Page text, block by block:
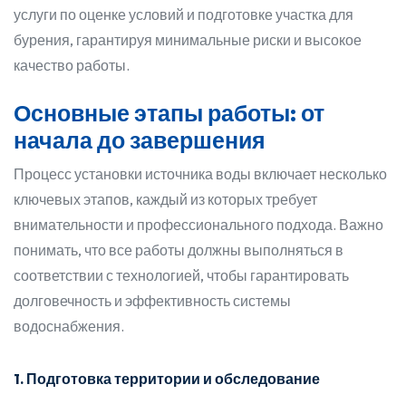
услуги по оценке условий и подготовке участка для
бурения, гарантируя минимальные риски и высокое
качество работы.
Основные этапы работы: от
начала до завершения
Процесс установки источника воды включает несколько
ключевых этапов, каждый из которых требует
внимательности и профессионального подхода. Важно
понимать, что все работы должны выполняться в
соответствии с технологией, чтобы гарантировать
долговечность и эффективность системы
водоснабжения.
1. Подготовка территории и обследование